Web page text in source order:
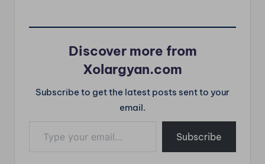
आप अपने घर के पंखे, बल्ब
Discover more from
Xolargyan.com
Subscribe to get the latest posts sent to your
email.
Subscribe